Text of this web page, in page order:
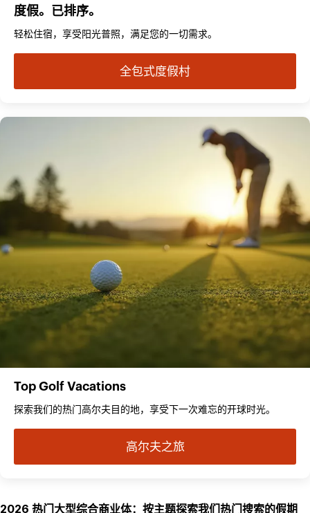
度假。已排序。
轻松住宿，享受阳光普照，满足您的一切需求。
全包式度假村
Top Golf Vacations
探索我们的热门高尔夫目的地，享受下一次难忘的开球时光。
高尔夫之旅
2026 热门大型综合商业体：按主题探索我们热门搜索的假期